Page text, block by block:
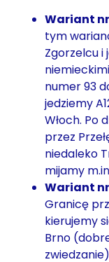
Wariant nr
tym
Zgorzelcu i
numer 93
jedziemy
Włoch. Po
przez
niedaleko
mijamy
Wariant nr
Granicę
kierujemy
Brno